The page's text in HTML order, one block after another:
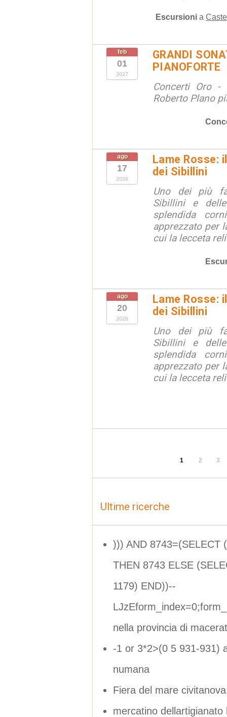
Escursioni a
feb
01
2027
GRANDI
PIANOFORTE
Concerti Oro -
Roberto Plano
ago
17
2026
Lame Rosse:
dei Sibillini
Uno dei più
Sibillini e
splendida
apprezzato per
cui la lecceta
ago
20
2026
Lame Rosse:
dei Sibillini
Uno dei più
Sibillini e
splendida
apprezzato per
cui la lecceta
1 2 3
Ultime ricerche
))) AND 8743=(SELECT
THEN 8743 ELSE
1179) END))--
nella provincia di
-1 or 3*2>(0 5 931-931)
numana
Fiera del mare
mercatino dellartigianato